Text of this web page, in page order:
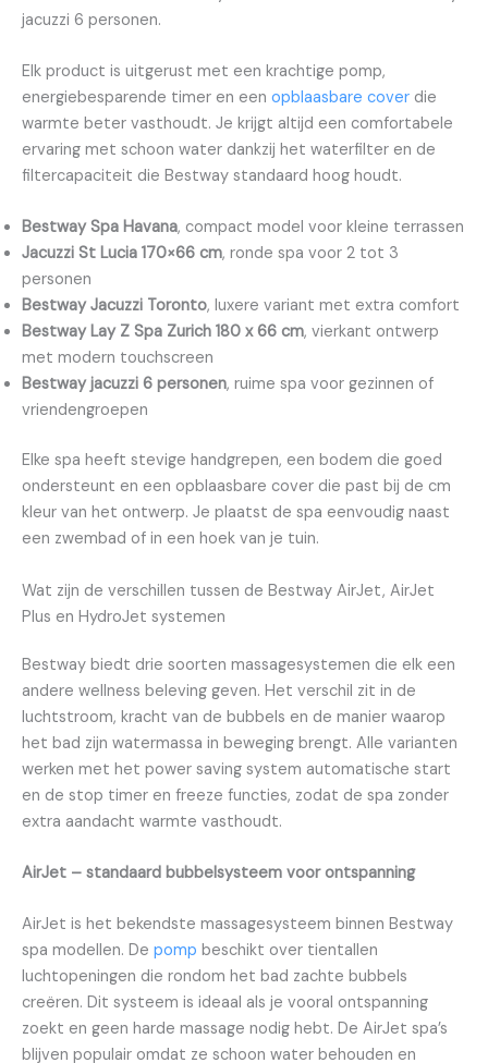
jacuzzi 6 personen.
Elk product is uitgerust met een krachtige pomp,
energiebesparende timer en een opblaasbare cover die
warmte beter vasthoudt. Je krijgt altijd een comfortabele
ervaring met schoon water dankzij het waterfilter en de
filtercapaciteit die Bestway standaard hoog houdt.
Bestway Spa Havana, compact model voor kleine terrassen
Jacuzzi St Lucia 170×66 cm, ronde spa voor 2 tot 3
personen
Bestway Jacuzzi Toronto, luxere variant met extra comfort
Bestway Lay Z Spa Zurich 180 x 66 cm, vierkant ontwerp
met modern touchscreen
Bestway jacuzzi 6 personen, ruime spa voor gezinnen of
vriendengroepen
Elke spa heeft stevige handgrepen, een bodem die goed
ondersteunt en een opblaasbare cover die past bij de cm
kleur van het ontwerp. Je plaatst de spa eenvoudig naast
een zwembad of in een hoek van je tuin.
Wat zijn de verschillen tussen de Bestway AirJet, AirJet
Plus en HydroJet systemen
Bestway biedt drie soorten massagesystemen die elk een
andere wellness beleving geven. Het verschil zit in de
luchtstroom, kracht van de bubbels en de manier waarop
het bad zijn watermassa in beweging brengt. Alle varianten
werken met het power saving system automatische start
en de stop timer en freeze functies, zodat de spa zonder
extra aandacht warmte vasthoudt.
AirJet – standaard bubbelsysteem voor ontspanning
AirJet is het bekendste massagesysteem binnen Bestway
spa modellen. De pomp beschikt over tientallen
luchtopeningen die rondom het bad zachte bubbels
creëren. Dit systeem is ideaal als je vooral ontspanning
zoekt en geen harde massage nodig hebt. De AirJet spa’s
blijven populair omdat ze schoon water behouden en